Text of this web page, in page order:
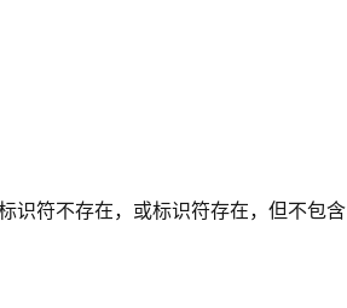
识符不存在，或标识符存在，但不包含